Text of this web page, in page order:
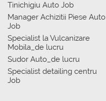
Tinichigiu Auto Job
Manager Achizitii Piese Auto
Job
Specialist la Vulcanizare
Mobila_de lucru
Sudor Auto_de lucru
Specialist detailing centru
Job